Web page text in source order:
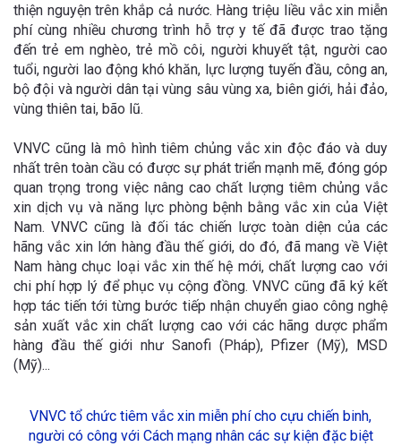
thiện nguyện trên khắp cả nước. Hàng triệu liều vắc xin miễn
phí cùng nhiều chương trình hỗ trợ y tế đã được trao tặng
đến trẻ em nghèo, trẻ mồ côi, người khuyết tật, người cao
tuổi, người lao động khó khăn, lực lượng tuyến đầu, công an,
bộ đội và người dân tại vùng sâu vùng xa, biên giới, hải đảo,
vùng thiên tai, bão lũ.
VNVC cũng là mô hình tiêm chủng vắc xin độc đáo và duy
nhất trên toàn cầu có được sự phát triển mạnh mẽ, đóng góp
quan trọng trong việc nâng cao chất lượng tiêm chủng vắc
xin dịch vụ và năng lực phòng bệnh bằng vắc xin của Việt
Nam. VNVC cũng là đối tác chiến lược toàn diện của các
hãng vắc xin lớn hàng đầu thế giới, do đó, đã mang về Việt
Nam hàng chục loại vắc xin thế hệ mới, chất lượng cao với
chi phí hợp lý để phục vụ cộng đồng. VNVC cũng đã ký kết
hợp tác tiến tới từng bước tiếp nhận chuyển giao công nghệ
sản xuất vắc xin chất lượng cao với các hãng dược phẩm
hàng đầu thế giới như Sanofi (Pháp), Pfizer (Mỹ), MSD
(Mỹ)...
VNVC tổ chức tiêm vắc xin miễn phí cho cựu chiến binh,
người có công với Cách mạng nhân các sự kiện đặc biệt